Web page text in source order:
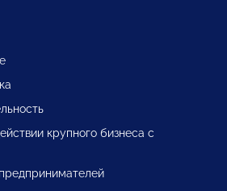
крупного бизнеса с